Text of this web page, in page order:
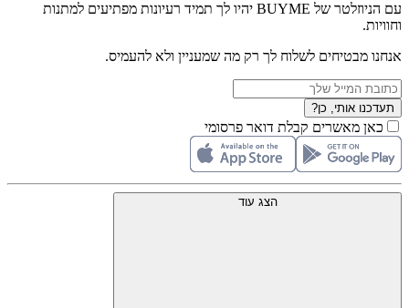
עם הניוזלטר של BUYME יהיו לך תמיד רעיונות מפתיעים למתנות
וחוויות.
אנחנו מבטיחים לשלוח לך רק מה שמעניין ולא להעמיס.
תעדכנו אותי, כן?
כאן מאשרים קבלת דואר פרסומי
הצג עוד